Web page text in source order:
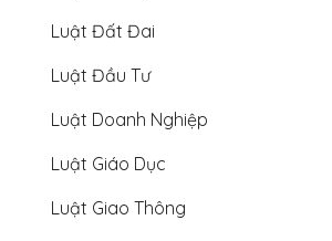
Luật Đất Đai
Luật Đầu Tư
Luật Doanh Nghiệp
Luật Giáo Dục
Luật Giao Thông